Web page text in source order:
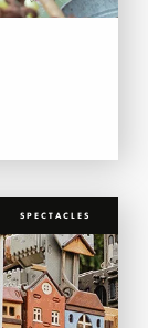
SPECTACLES